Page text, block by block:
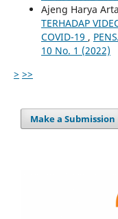
Ajeng Harya
TERHADAP
COVID-19 ,
10 No. 1 (2022)
> >>
Make a Submission